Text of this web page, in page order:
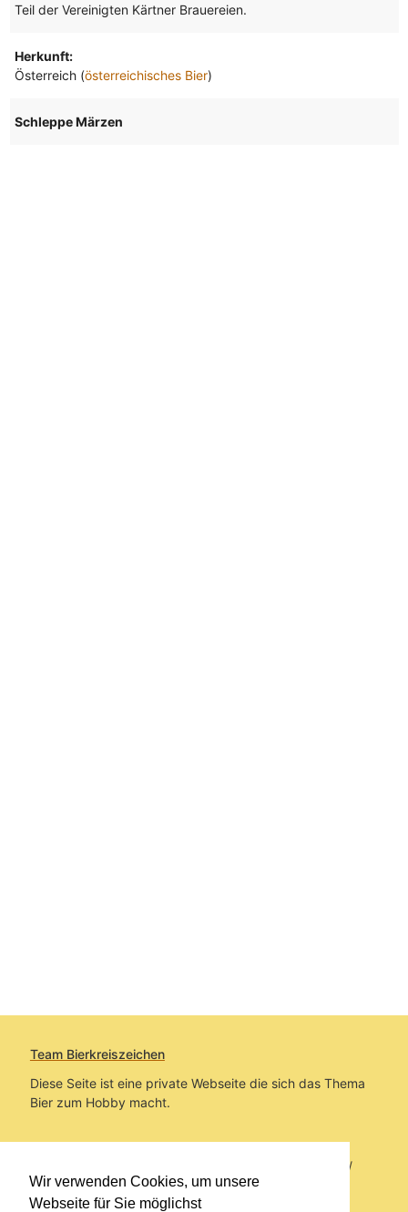
Wir verwenden Cookies, um unsere
Webseite für Sie möglichst
Teil der Vereinigten Kärtner Brauereien.
Herkunft:
Österreich (österreichisches Bier)
Schleppe Märzen
Team Bierkreiszeichen
Diese Seite ist eine private Webseite die sich das Thema
Bier zum Hobby macht.
Sie befinden sich auf https://www.bierkreiszeichen.at/
im Pfad:Bierkreiszeichen/Gesammelte Biere